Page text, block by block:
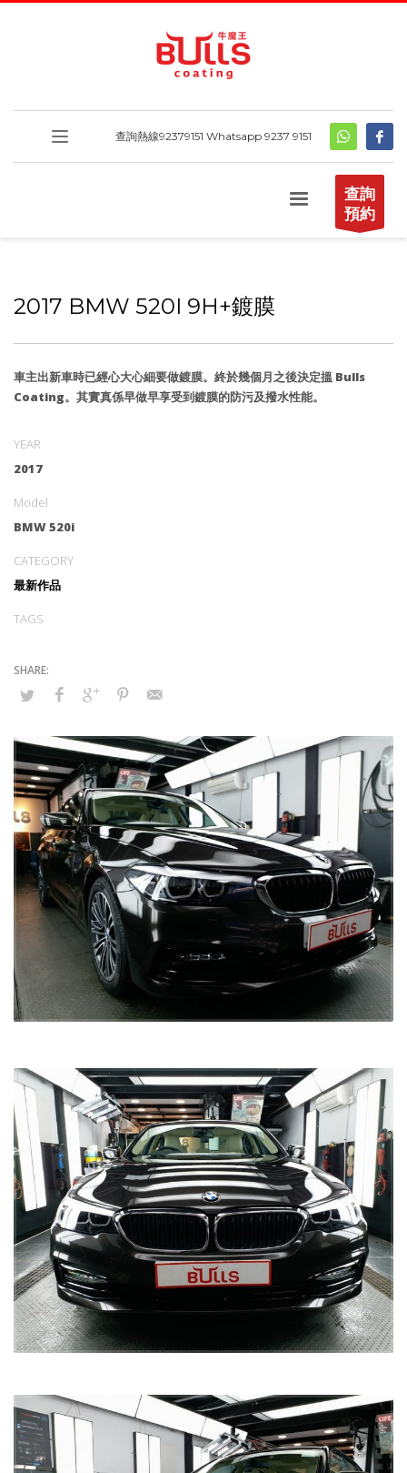
查詢熱線92379151 Whatsapp 9237 9151
查詢
預約
2017 BMW 520I 9H+鍍膜
車主出新車時已經心大心細要做鍍膜。終於幾個月之後決定搵 Bulls
Coating。其實真係早做早享受到鍍膜的防污及撥水性能。
YEAR
2017
Model
BMW 520i
CATEGORY
最新作品
TAGS